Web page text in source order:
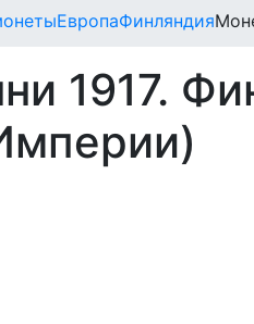
ЕвропаФинляндия
1917.